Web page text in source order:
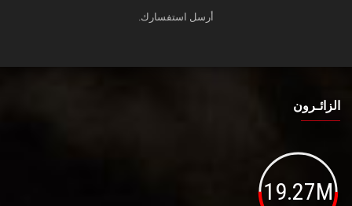
أرسل استفسارك.
الزائـرون
19.27M